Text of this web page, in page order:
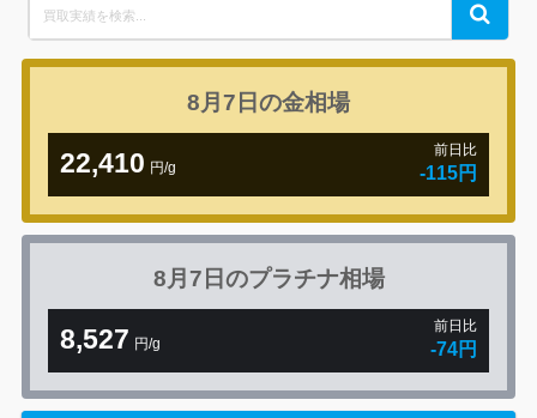
for:
Search
8月7日の金相場
22,410 円/g
前日比
-115円
8月7日のプラチナ相場
8,527 円/g
前日比
-74円